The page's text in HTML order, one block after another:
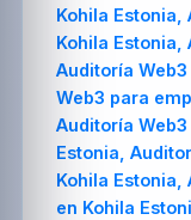
Kohila Estonia,
Kohila Estonia,
Auditoría
Web3 para
Auditoría
Estonia,
Kohila
en Kohila